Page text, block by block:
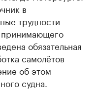
в
трудности
принимающего
обязательная
самолётов
об этом
судна.